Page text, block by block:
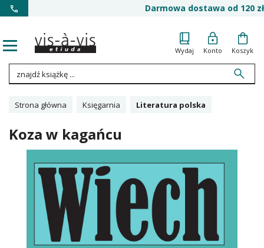
Darmowa dostawa od 120 zł
Wydaj Konto Koszyk
Strona główna Księgarnia Literatura polska
Koza w kagańcu